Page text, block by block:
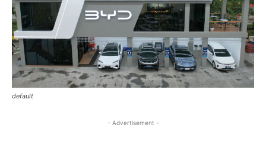
default
- Advertisement -